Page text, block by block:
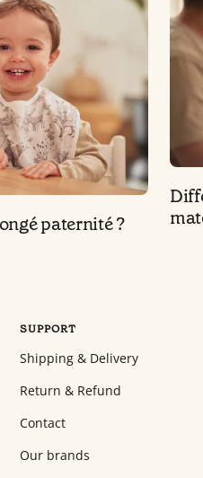
paternité ?
SUPPORT
Shipping & Delivery
Return & Refund
Contact
Our brands